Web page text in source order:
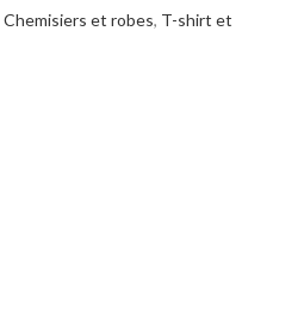
Chemisiers et robes, T-shirt et